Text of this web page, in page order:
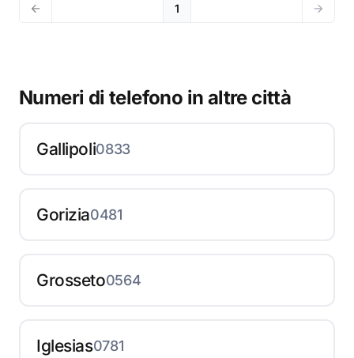
1
Numeri di telefono in altre città
Gallipoli0833
Gorizia0481
Grosseto0564
Iglesias0781